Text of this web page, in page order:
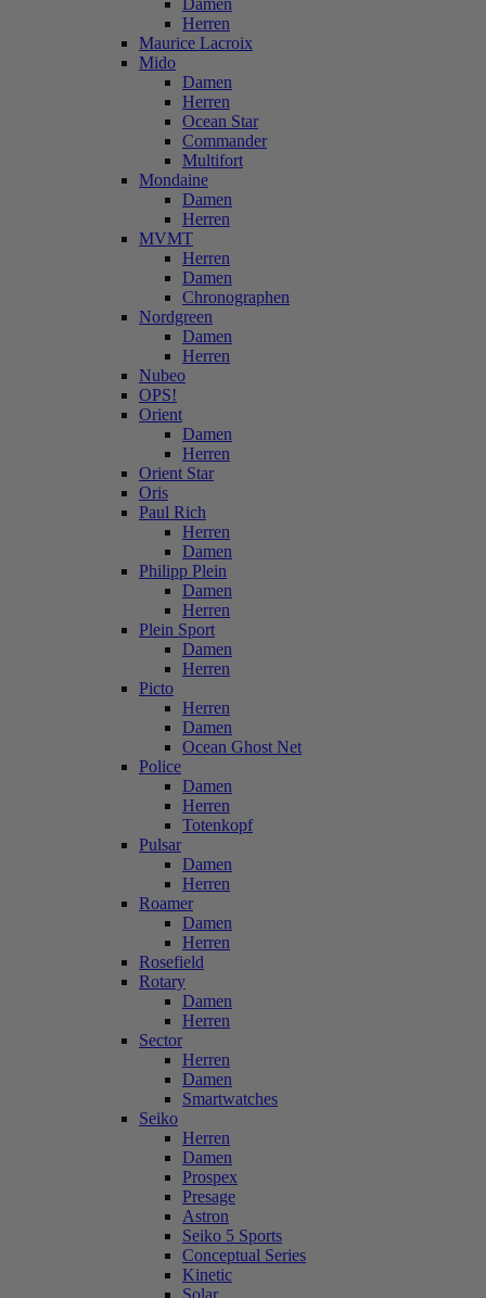
Damen
Herren
Maurice Lacroix
Mido
Damen
Herren
Ocean Star
Commander
Multifort
Mondaine
Damen
Herren
MVMT
Herren
Damen
Chronographen
Nordgreen
Damen
Herren
Nubeo
OPS!
Orient
Damen
Herren
Orient Star
Oris
Paul Rich
Herren
Damen
Philipp Plein
Damen
Herren
Plein Sport
Damen
Herren
Picto
Herren
Damen
Ocean Ghost Net
Police
Damen
Herren
Totenkopf
Pulsar
Damen
Herren
Roamer
Damen
Herren
Rosefield
Rotary
Damen
Herren
Sector
Herren
Damen
Smartwatches
Seiko
Herren
Damen
Prospex
Presage
Astron
Seiko 5 Sports
Conceptual Series
Kinetic
Solar